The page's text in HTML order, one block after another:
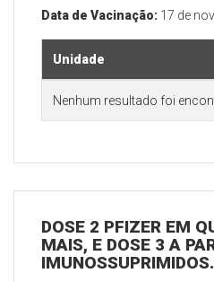
Data de Vacinação: 17 de
Unidade
Nenhum resultado foi
DOSE 2 PFIZER EM
MAIS, E DOSE 3 A
IMUNOSSUPRIMIDOS.